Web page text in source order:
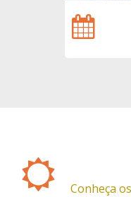
Conheça